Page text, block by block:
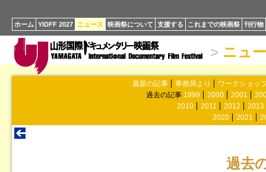
ホーム YIDFF 2027 ニュース 映画祭について 支援する これまでの映画祭 刊行物
> ニュ
最新の記事 事務局より
ワークショッ
過去の記事 1999 2000 2001
2010
2011 2012
2013
2020
2021
過去